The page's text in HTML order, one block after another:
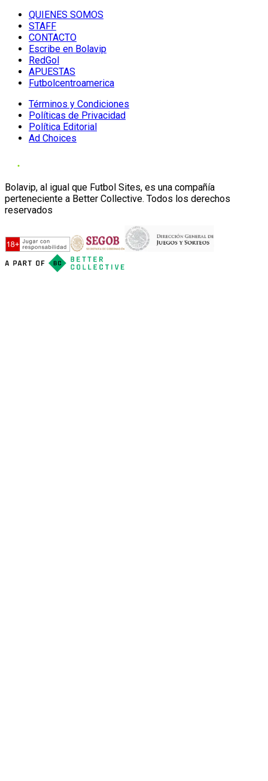
QUIENES SOMOS
STAFF
CONTACTO
Escribe en Bolavip
RedGol
APUESTAS
Futbolcentroamerica
Términos y Condiciones
Políticas de Privacidad
Política Editorial
Ad Choices
Bolavip, al igual que Futbol Sites, es una compañía
perteneciente a Better Collective. Todos los derechos
reservados